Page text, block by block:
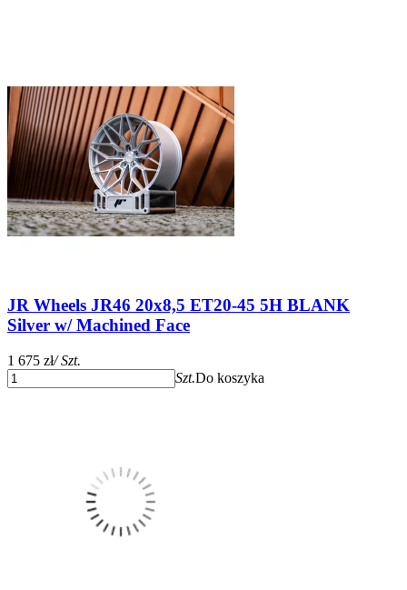
JR Wheels JR46 20x8,5 ET20-45 5H BLANK
Silver w/ Machined Face
1 675 zł/ Szt.
Szt.Do koszyka